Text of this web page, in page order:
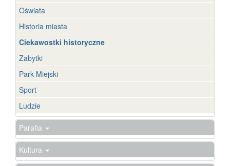
Oświata
Historia miasta
Ciekawostki historyczne
Zabytki
Park Miejski
Sport
Ludzie
Parafia
Kultura